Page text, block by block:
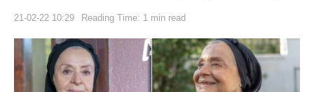
21-02-22 10:29 Reading Time: 1 min read